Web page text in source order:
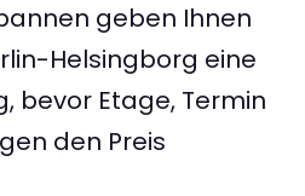
geben Ihnen
Helsingborg eine
bevor Etage, Termin
den Preis